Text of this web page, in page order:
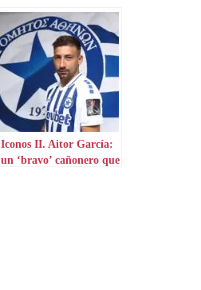
Iconos II. Aitor García:
un ‘bravo’ cañonero que